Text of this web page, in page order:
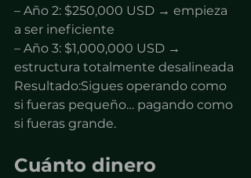
– Año 2: $250,000 USD → empieza
a ser ineficiente
– Año 3: $1,000,000 USD →
estructura totalmente desalineada
Resultado:Sigues operando como
si fueras pequeño… pagando como
si fueras grande.
Cuánto dinero